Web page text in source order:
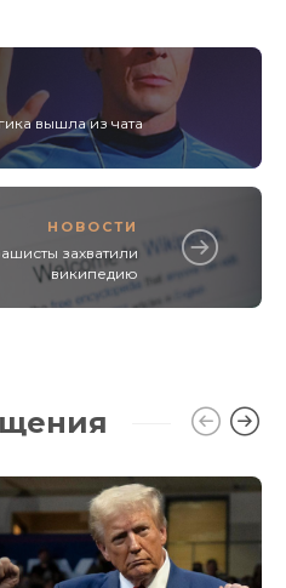
вышла из чата
НОВОСТИ
захватили
википедию